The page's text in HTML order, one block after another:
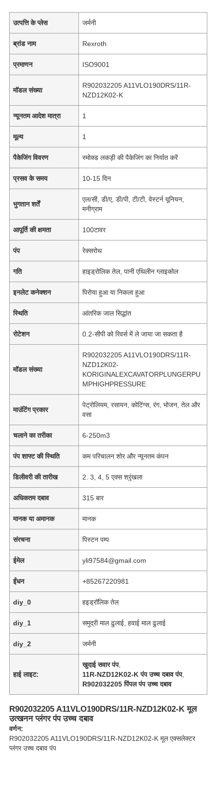
घर
उत्पादों
वीडियो
उत्पत्ति के प्लेस जर्मनी
ब्रांड नाम Rexroth
प्रमाणन ISO9001
मॉडल संख्या
R902032205 A11VLO190DRS/11R-
NZD12K02-K
न्यूनतम आदेश मात्रा 1
मूल्य 1
पैकेजिंग विवरण स्मोक्ड लकड़ी की पैकेजिंग का निर्यात करें
प्रसव के समय 10-15 दिन
भुगतान शर्तें
एल/सी, डी/ए, डी/पी, टी/टी, वेस्टर्न यूनियन,
मनीग्राम
आपूर्ति की क्षमता 100टावर
पंप रेक्सरोथ
गति हाइड्रोलिक तेल, पानी एथिलीन ग्लाइकोल
इनलेट कनेक्शन पिरोया हुआ या निकला हुआ
स्थिति आंतरिक जाल सिद्धांत
रोटेशन 0.2-सीपी को रिवर्स में ले जाया जा सकता है
मॉडल संख्या
R902032205 A11VLO190DRS/11R-
NZD12K02-
KORIGINALEXCAVATORPLUNGERPU
MPHIGHPRESSURE
माउंटिंग प्रकार
पेट्रोलियम, रसायन, कोटिंग्स, रंग, भोजन, तेल और
वसा
चलाने का तरीका 6-250m3
पंप शाफ्ट की स्थिति कम परिचालन शोर और न्यूनतम कंपन
डिलीवरी की तारीख 2. 3, 4, 5 एक्स श्रृंखला
अधिकतम दबाव 315 बार
मानक या अमानक मानक
संरचना पिस्टन पम्प
ईमेल yli97584@gmail.com
ईंधन +85267220981
diy_0 हइड्रॉलिक तेल
diy_1 समुद्री माल ढुलाई, हवाई माल ढुलाई
diy_2 जर्मनी
हाई लाइट:
खुदाई सवार पंप,
11R-NZD12K02-K पंप उच्च दबाव पंप,
R902032205 पिंपल पंप उच्च दबाव
R902032205 A11VLO190DRS/11R-NZD12K02-K मूल
उत्खनन प्लंगर पंप उच्च दबाव
वर्णन:
R902032205 A11VLO190DRS/11R-NZD12K02-K मूल एक्सलेक्टर
प्लंगर उच्च दबाव पंप